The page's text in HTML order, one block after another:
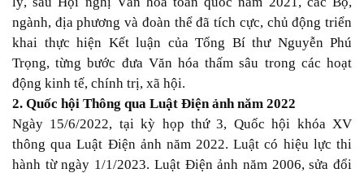
ngành, địa phương và đoàn thể đã tích cực, chủ động triển
khai thực hiện Kết luận của Tổng Bí thư Nguyễn Phú
Trọng, từng bước đưa Văn hóa thấm sâu trong các hoạt
động kinh tế, chính trị, xã hội.
2. Quốc hội Thông qua Luật Điện ảnh năm 2022
Ngày 15/6/2022, tại kỳ họp thứ 3, Quốc hội khóa XV
thông qua Luật Điện ảnh năm 2022. Luật có hiệu lực thi
hành từ ngày 1/1/2023. Luật Điện ảnh năm 2006, sửa đổi